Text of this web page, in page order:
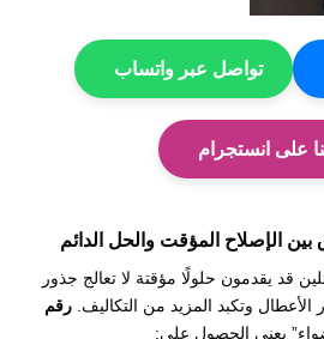
تواصل عبر واتساب
على انستجرام
قد يقدمون حلولًا مؤقتة لا تعالج جذور
وتكبد المزيد من التكاليف. رقم
يعني الحصول على: